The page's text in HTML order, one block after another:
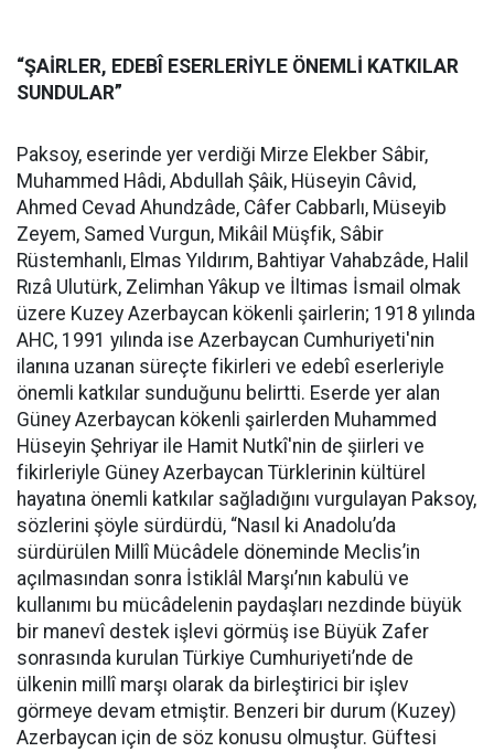
“ŞAİRLER, EDEBÎ ESERLERİYLE ÖNEMLİ KATKILAR
SUNDULAR”
Paksoy, eserinde yer verdiği Mirze Elekber Sâbir,
Muhammed Hâdi, Abdullah Şâik, Hüseyin Câvid,
Ahmed Cevad Ahundzâde, Câfer Cabbarlı, Müseyib
Zeyem, Samed Vurgun, Mikâil Müşfik, Sâbir
Rüstemhanlı, Elmas Yıldırım, Bahtiyar Vahabzâde, Halil
Rızâ Ulutürk, Zelimhan Yâkup ve İltimas İsmail olmak
üzere Kuzey Azerbaycan kökenli şairlerin; 1918 yılında
AHC, 1991 yılında ise Azerbaycan Cumhuriyeti'nin
ilanına uzanan süreçte fikirleri ve edebî eserleriyle
önemli katkılar sunduğunu belirtti. Eserde yer alan
Güney Azerbaycan kökenli şairlerden Muhammed
Hüseyin Şehriyar ile Hamit Nutkî'nin de şiirleri ve
fikirleriyle Güney Azerbaycan Türklerinin kültürel
hayatına önemli katkılar sağladığını vurgulayan Paksoy,
sözlerini şöyle sürdürdü, “Nasıl ki Anadolu’da
sürdürülen Millî Mücâdele döneminde Meclis’in
açılmasından sonra İstiklâl Marşı’nın kabulü ve
kullanımı bu mücâdelenin paydaşları nezdinde büyük
bir manevî destek işlevi görmüş ise Büyük Zafer
sonrasında kurulan Türkiye Cumhuriyeti’nde de
ülkenin millî marşı olarak da birleştirici bir işlev
görmeye devam etmiştir. Benzeri bir durum (Kuzey)
Azerbaycan için de söz konusu olmuştur. Güftesi